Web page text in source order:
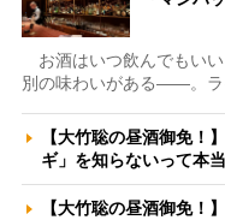
お酒はいつ飲んでもい
別の味わいがある――。
【大竹聡の昼酒御免！
ギ」を知らないって
【大竹聡の昼酒御免！